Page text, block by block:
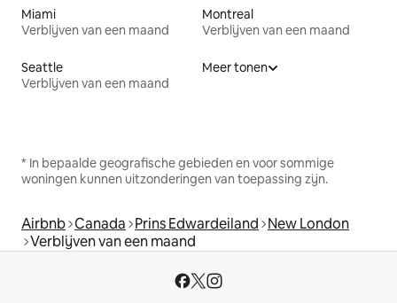
Miami
Verblijven van een maand
Montreal
Verblijven van een maand
Seattle
Verblijven van een maand
Meer tonen
* In bepaalde geografische gebieden en voor sommige
woningen kunnen uitzonderingen van toepassing zijn.
Airbnb Canada Prins Edwardeiland New London
Verblijven van een maand